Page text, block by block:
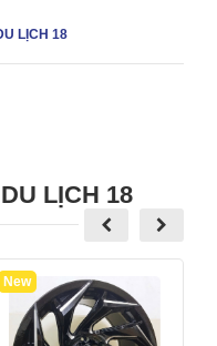
LỊCH 18
LỊCH 18
New